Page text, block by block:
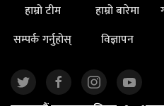
हाम्रो टीम हाम्रो बारेमा
सम्पर्क गर्नुहोस्
विज्ञापन